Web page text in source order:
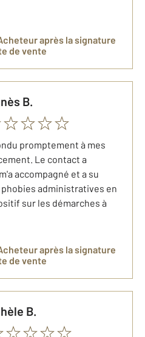
après la signature
de vente
B.
promptement à mes
Le contact a
accompagné et a su
administratives en
sur les démarches à
après la signature
de vente
B.